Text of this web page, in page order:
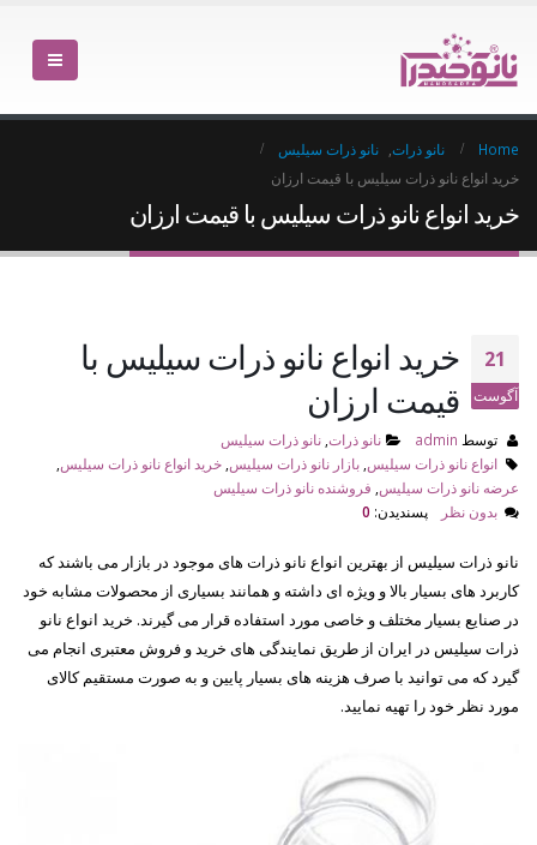
Home نانو ذرات
نانو ذرات سیلیس
خرید انواع نانو ذرات سیلیس با قیمت ارزان
خرید انواع نانو ذرات سیلیس با قیمت ارزان
21
آگوست
خرید انواع نانو ذرات سیلیس با
قیمت ارزان
توسط admin نانو ذرات ,نانو ذرات سیلیس
انواع نانو ذرات سیلیس بازار نانو ذرات سیلیس خرید انواع نانو ذرات سیلیس
عرضه نانو ذرات سیلیس فروشنده نانو ذرات سیلیس
بدون نظر
پسندیدن: 0
نانو ذرات سیلیس از بهترین انواع نانو ذرات های موجود در بازار می باشند که
کاربرد های بسیار بالا و ویژه ای داشته و همانند بسیاری از محصولات مشابه خود
در صنایع بسیار مختلف و خاصی مورد استفاده قرار می گیرند. خرید انواع نانو
ذرات سیلیس در ایران از طریق نمایندگی های خرید و فروش معتبری انجام می
گیرد که می توانید با صرف هزینه های بسیار پایین و به صورت مستقیم کالای
مورد نظر خود را تهیه نمایید.